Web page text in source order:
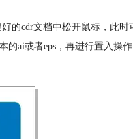
的cdr文档中松开鼠标，此时
ai或者eps，再进行置入操